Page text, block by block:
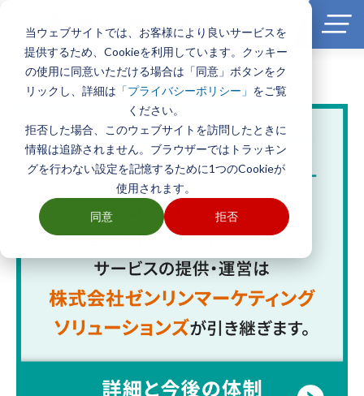
当ウェブサイトでは、お客様により良いサービスを
提供するため、Cookieを利用しています。クッキー
の使用に同意いただける場合は「同意」ボタンをク
リックし、詳細は 「プライバシーポリシー」 をご覧
ください。
拒否した場合、このウェブサイトを訪問したときに
情報は追跡されません。ブラウザーではトラッキン
グを行わない設定を記憶するために1つのCookieが
使用されます。
同意 拒否
ホーム> 製品とサービス一覧>エリアマーケティングGISソフト
TerraMapシリーズ